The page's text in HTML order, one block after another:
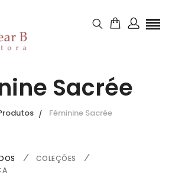
Sacrée
Féminine Sacrée
COLEÇÕES